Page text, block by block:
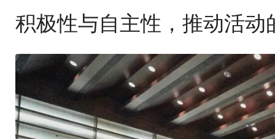
积极性与自主性，推动活